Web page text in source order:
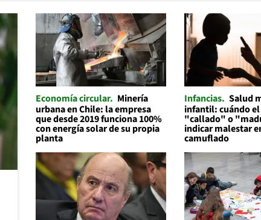
Economía circular
Minería
urbana en Chile: la empresa
que desde 2019 funciona 100%
con energía solar de su propia
planta
Infancias Salud
infantil: cuándo
"callado" o
indicar malestar
camuflado